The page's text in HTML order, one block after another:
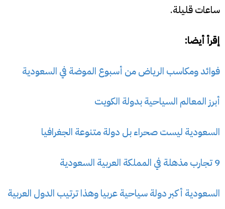
ساعات قليلة.
إقرأ أيضا:
فوائد ومكاسب الرياض من أسبوع الموضة في السعودية
أبرز المعالم السياحية بدولة الكويت
السعودية ليست صحراء بل دولة متنوعة الجغرافيا
9 تجارب مذهلة في المملكة العربية السعودية
السعودية أكبر دولة سياحية عربيا وهذا ترتيب الدول العربية